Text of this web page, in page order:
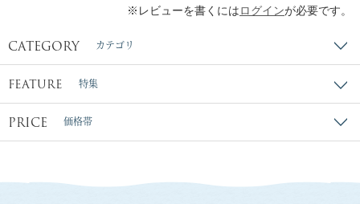
※レビューを書くにはログインが必要です。
CATEGORY カテゴリ
FEATURE 特集
PRICE 価格帯